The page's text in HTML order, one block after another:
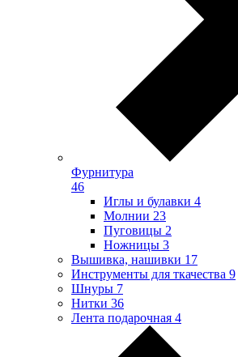
Фурнитура
46
Иглы и булавки 4
Молнии 23
Пуговицы 2
Ножницы 3
Вышивка, нашивки 17
Инструменты для ткачества 9
Шнуры 7
Нитки 36
Лента подарочная 4